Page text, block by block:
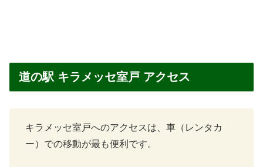
道の駅 キラメッセ室戸 アクセス
キラメッセ室戸へのアクセスは、車（レンタカ
ー）での移動が最も便利です。